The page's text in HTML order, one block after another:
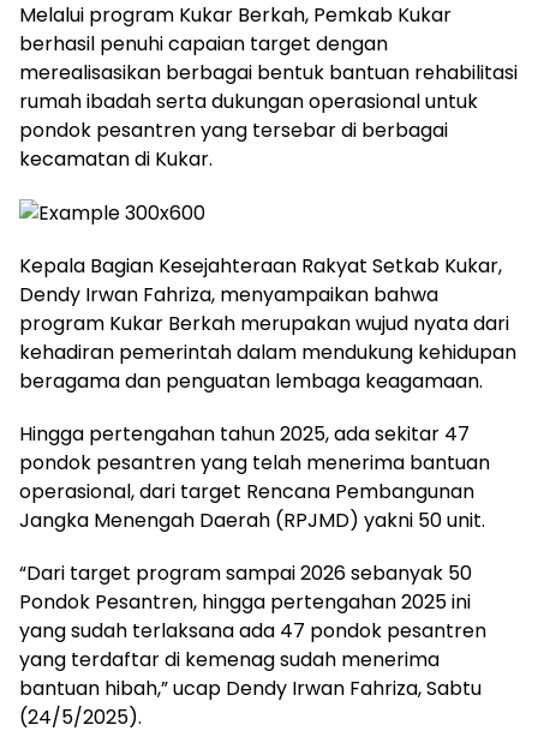
Melalui program Kukar Berkah, Pemkab Kukar
berhasil penuhi capaian target dengan
merealisasikan berbagai bentuk bantuan rehabilitasi
rumah ibadah serta dukungan operasional untuk
pondok pesantren yang tersebar di berbagai
kecamatan di Kukar.
Kepala Bagian Kesejahteraan Rakyat Setkab Kukar,
Dendy Irwan Fahriza, menyampaikan bahwa
program Kukar Berkah merupakan wujud nyata dari
kehadiran pemerintah dalam mendukung kehidupan
beragama dan penguatan lembaga keagamaan.
Hingga pertengahan tahun 2025, ada sekitar 47
pondok pesantren yang telah menerima bantuan
operasional, dari target Rencana Pembangunan
Jangka Menengah Daerah (RPJMD) yakni 50 unit.
“Dari target program sampai 2026 sebanyak 50
Pondok Pesantren, hingga pertengahan 2025 ini
yang sudah terlaksana ada 47 pondok pesantren
yang terdaftar di kemenag sudah menerima
bantuan hibah,” ucap Dendy Irwan Fahriza, Sabtu
(24/5/2025).